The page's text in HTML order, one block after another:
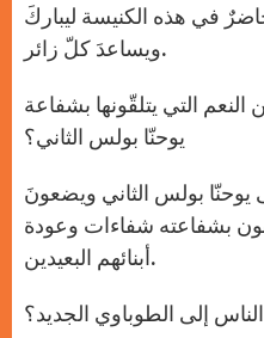
في هذه الكنيسة ليباركَ
ويساعدَ كلّ زائر.
التي يتلقّونها بشفاعة
يوحنّا بولس الثاني؟
يوحنّا بولس الثاني ويضعونَ
بشفاعته شفاءات وعودة
أبنائهم البعيدين.
إلى الطوباوي الجديد؟